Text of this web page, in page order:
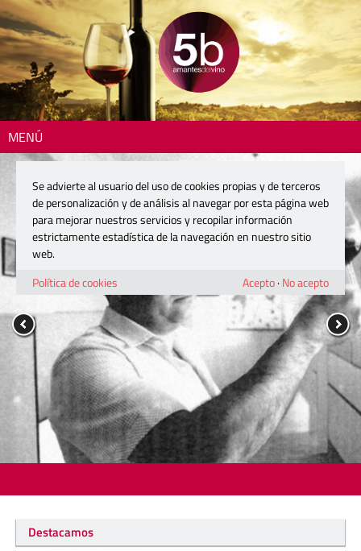
MENÚ
Destacamos
Se advierte al usuario del uso de cookies propias y de terceros
de personalización y de análisis al navegar por esta página web
para mejorar nuestros servicios y recopilar información
estrictamente estadística de la navegación en nuestro sitio
web.
Política de cookies
Acepto· No acepto